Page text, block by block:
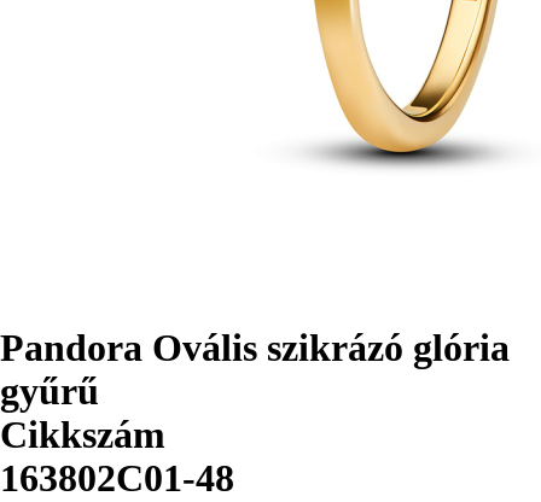
Pandora Ovális szikrázó glória
gyűrű
Cikkszám
163802C01-48